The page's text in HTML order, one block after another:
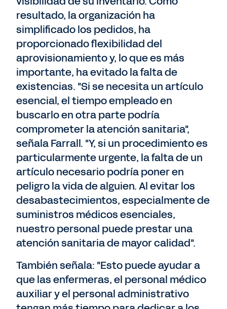
resultado, la organización ha
simplificado los pedidos, ha
proporcionado flexibilidad del
aprovisionamiento y, lo que es más
importante, ha evitado la falta de
existencias. "Si se necesita un artículo
esencial, el tiempo empleado en
buscarlo en otra parte podría
comprometer la atención sanitaria",
señala Farrall. "Y, si un procedimiento es
particularmente urgente, la falta de un
artículo necesario podría poner en
peligro la vida de alguien. Al evitar los
desabastecimientos, especialmente de
suministros médicos esenciales,
nuestro personal puede prestar una
atención sanitaria de mayor calidad".
También señala: "Esto puede ayudar a
que las enfermeras, el personal médico
auxiliar y el personal administrativo